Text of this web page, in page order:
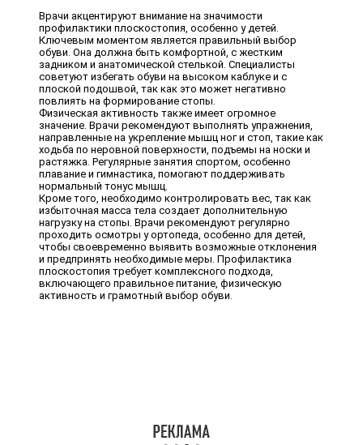
Врачи акцентируют внимание на значимости
профилактики плоскостопия, особенно у детей.
Ключевым моментом является правильный выбор
обуви. Она должна быть комфортной, с жестким
задником и анатомической стелькой. Специалисты
советуют избегать обуви на высоком каблуке и с
плоской подошвой, так как это может негативно
повлиять на формирование стопы.
Физическая активность также имеет огромное
значение. Врачи рекомендуют выполнять упражнения,
направленные на укрепление мышц ног и стоп, такие как
ходьба по неровной поверхности, подъемы на носки и
растяжка. Регулярные занятия спортом, особенно
плавание и гимнастика, помогают поддерживать
нормальный тонус мышц.
Кроме того, необходимо контролировать вес, так как
избыточная масса тела создает дополнительную
нагрузку на стопы. Врачи рекомендуют регулярно
проходить осмотры у ортопеда, особенно для детей,
чтобы своевременно выявить возможные отклонения
и предпринять необходимые меры. Профилактика
плоскостопия требует комплексного подхода,
включающего правильное питание, физическую
активность и грамотный выбор обуви.